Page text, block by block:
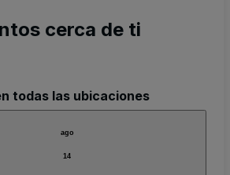
cerca de ti
todas las ubicaciones
ago
14